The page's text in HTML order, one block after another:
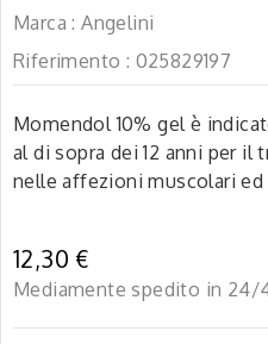
Marca : Angelini
Riferimento : 025829197
Momendol 10% gel è
al di sopra dei 12 anni per
nelle affezioni muscolari ed
12,30 €
Mediamente spedito in 24/